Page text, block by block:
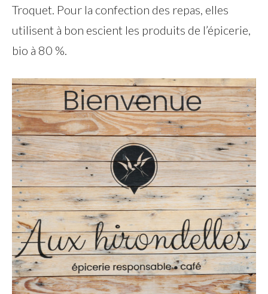
Troquet. Pour la confection des repas, elles
utilisent à bon escient les produits de l’épicerie,
bio à 80 %.